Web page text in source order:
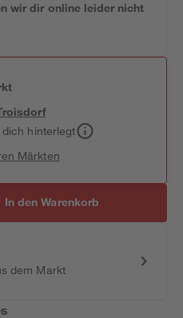
wir dir online leider nicht
dich hinterlegt
Märkten
In den Warenkorb
dem Markt